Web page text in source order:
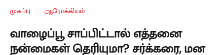
முகப்பு ஆரோக்கியம்
வாழைப்பூ சாப்பிட்டால் எத்தனை
நன்மைகள் தெரியுமா? சர்க்கரை, மன